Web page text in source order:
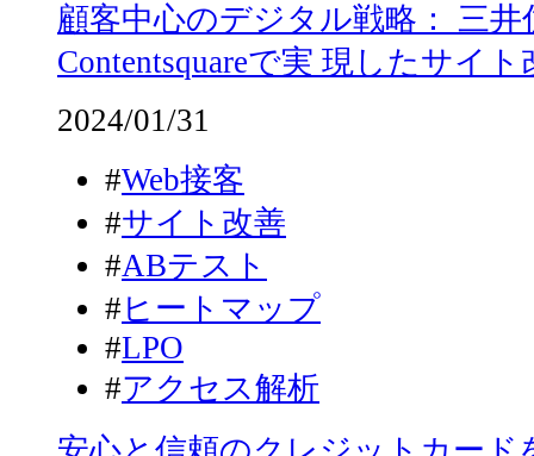
顧客中心のデジタル戦略： 三
Contentsquareで実 現したサイ
2024/01/31
#Web接客
#サイト改善
#ABテスト
# ヒートマップ
#LPO
#アクセス解析